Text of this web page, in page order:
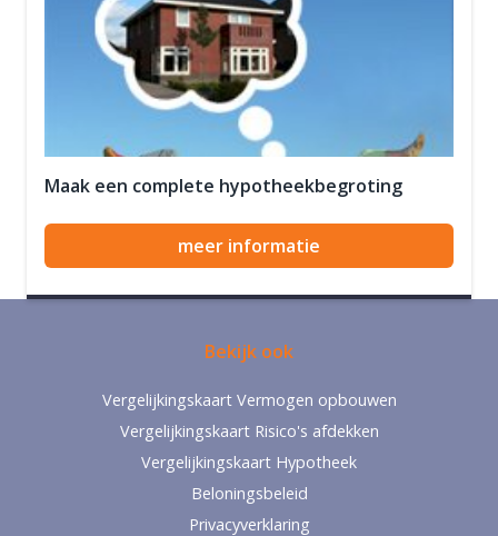
Maak een complete hypotheekbegroting
meer informatie
Bekijk ook
Vergelijkingskaart Vermogen opbouwen
Vergelijkingskaart Risico's afdekken
Vergelijkingskaart Hypotheek
Beloningsbeleid
Privacyverklaring